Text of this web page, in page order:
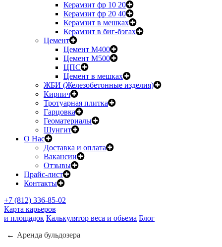
Керамзит фр 10 20
Керамзит фр 20 40
Керамзит в мешках
Керамзит в биг-бэгах
Цемент
Цемент М400
Цемент М500
ЦПС
Цемент в мешках
ЖБИ (Железобетонные изделия)
Кирпич
Тротуарная плитка
Гарцовка
Геоматериалы
Шунгит
О Нас
Доставка и оплата
Вакансии
Отзывы
Прайс-лист
Контакты
+7 (812) 336-85-02
Карта карьеров
и площадок Калькулятор веса и обьема Блог
Аренда бульдозера